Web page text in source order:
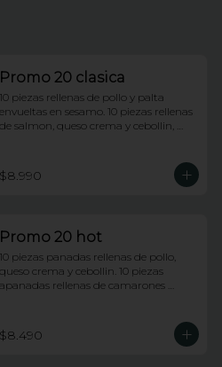
Promo 20 clasica
10 piezas rellenas de pollo y palta
envueltas en sesamo. 10 piezas rellenas
de salmon, queso crema y cebollin,
$8.990
Promo 20 hot
10 piezas panadas rellenas de pollo,
queso crema y cebollin. 10 piezas
apanadas rellenas de camarones
$8.490